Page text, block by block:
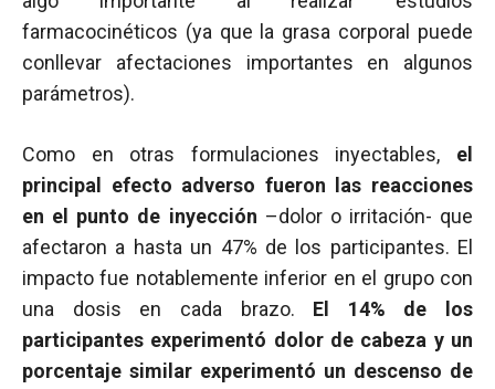
farmacocinéticos (ya que la grasa corporal puede
conllevar afectaciones importantes en algunos
parámetros).
Como en otras formulaciones inyectables, el
principal efecto adverso fueron las reacciones
en el punto de inyección –dolor o irritación- que
afectaron a hasta un 47% de los participantes. El
impacto fue notablemente inferior en el grupo con
una dosis en cada brazo. El 14% de los
participantes experimentó dolor de cabeza y un
porcentaje similar experimentó un descenso de